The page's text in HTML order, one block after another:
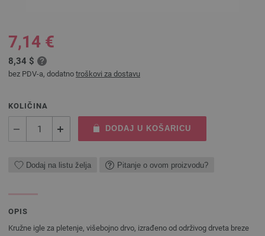
7,14 €
8,34 $
bez PDV-a, dodatno troškovi za dostavu
KOLIČINA
DODAJ U KOŠARICU
Dodaj na listu želja Pitanje o ovom proizvodu?
OPIS
Kružne igle za pletenje, višebojno drvo, izrađeno od održivog drveta breze